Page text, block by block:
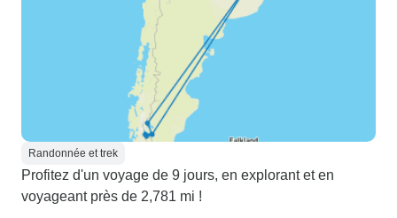
Randonnée et trek
Profitez d'un voyage de 9 jours, en explorant et en
voyageant près de 2,781 mi !